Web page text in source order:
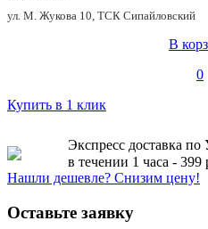
ул. М. Жукова 10, ТСК Сипайловский
В
0
Купить в 1 клик
Экспресс доставка по
в течении 1 часа - 399
Нашли дешевле? Снизим цену!
Оставьте заявку